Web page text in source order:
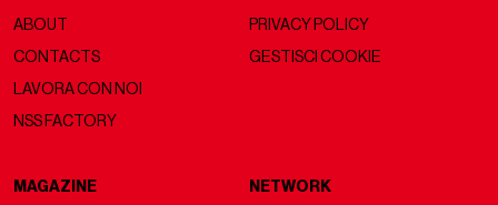
ABOUT
CONTACTS
LAVORA CON NOI
NSS FACTORY
PRIVACY POLICY
GESTISCI COOKIE
MAGAZINE NETWORK